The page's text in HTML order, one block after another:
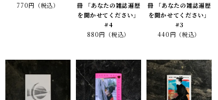
770円（税込）
冊 「あなたの雑誌遍歴
を聞かせてください」
#4
880円（税込）
冊 「あなたの雑誌遍歴
を聞かせてください」
#3
440円（税込）